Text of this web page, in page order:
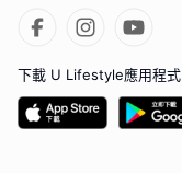
下載 U Lifestyle應用程式